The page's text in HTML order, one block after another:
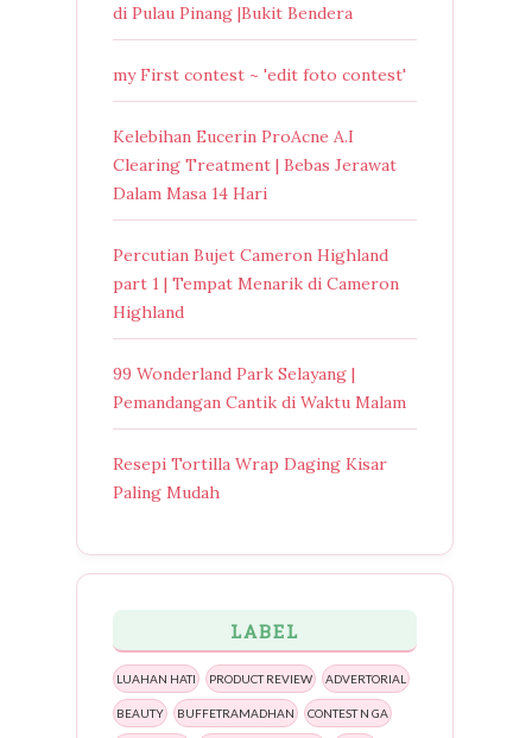
di Pulau Pinang |Bukit Bendera
my First contest ~ 'edit foto contest'
Kelebihan Eucerin ProAcne A.I
Clearing Treatment | Bebas Jerawat
Dalam Masa 14 Hari
Percutian Bujet Cameron Highland
part 1 | Tempat Menarik di Cameron
Highland
99 Wonderland Park Selayang |
Pemandangan Cantik di Waktu Malam
Resepi Tortilla Wrap Daging Kisar
Paling Mudah
LABEL
LUAHAN HATI PRODUCT REVIEW ADVERTORIAL
BEAUTY BUFFETRAMADHAN CONTEST N GA